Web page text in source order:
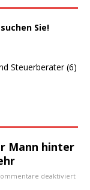
Sie!
Steuerberater (6)
Mann hinter
deaktiviert